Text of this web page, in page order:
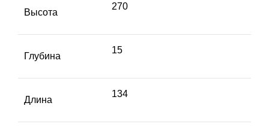
Высота
270
Глубина
15
Длина
134